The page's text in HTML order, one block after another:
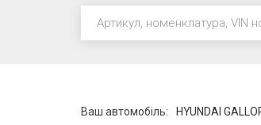
Ваш автомобіль: HYUNDAI